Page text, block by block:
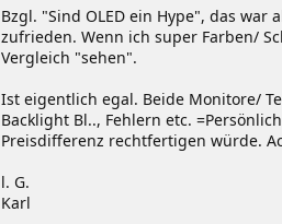
:
Bzgl. "Sind OLED ein Hype", das
zufrieden. Wenn ich super Farben/
Vergleich "sehen".
Ist eigentlich egal. Beide Monitore/
Backlight Bl.., Fehlern etc.
Preisdifferenz rechtfertigen würde.
l. G.
Karl